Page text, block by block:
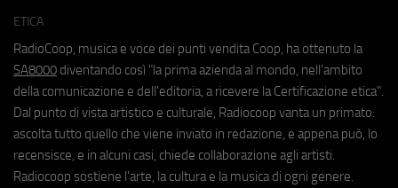
ETICA
RadioCoop, musica e voce dei punti vendita Coop, ha ottenuto la
SA8000 diventando così "la prima azienda al mondo, nell'ambito
della comunicazione e dell'editoria, a ricevere la Certificazione etica".
Dal punto di vista artistico e culturale, Radiocoop vanta un primato:
ascolta tutto quello che viene inviato in redazione, e appena può, lo
recensisce, e in alcuni casi, chiede collaborazione agli artisti.
Radiocoop sostiene l'arte, la cultura e la musica di ogni genere.